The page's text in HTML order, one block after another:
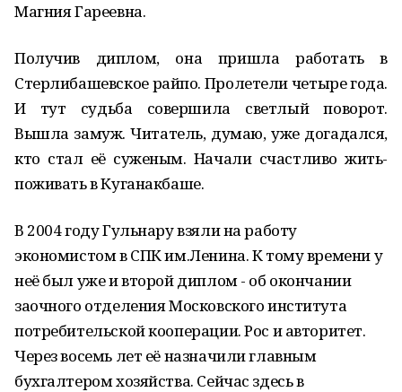
Магния Гареевна.
Получив диплом, она пришла работать в
Стерлибашевское райпо. Пролетели четыре года.
И тут судьба совершила светлый поворот.
Вышла замуж. Читатель, думаю, уже догадался,
кто стал её суженым. Начали счастливо жить-
поживать в Куганакбаше.
В 2004 году Гульнару взяли на работу
экономистом в СПК им.Ленина. К тому времени у
неё был уже и второй диплом - об окончании
заочного отделения Московского института
потребительской кооперации. Рос и авторитет.
Через восемь лет её назначили главным
бухгалтером хозяйства. Сейчас здесь в